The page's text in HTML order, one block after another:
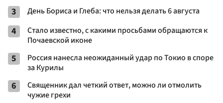
3 День Бориса и Глеба: что нельзя делать 6 августа
4
Стало известно, с какими просьбами обращаются к
Почаевской иконе
5
Россия нанесла неожиданный удар по Токио в споре
за Курилы
6
Священник дал четкий ответ, можно ли отмолить
чужие грехи